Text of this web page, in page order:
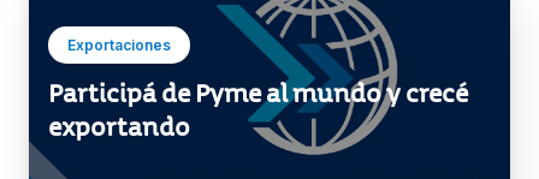
Exportaciones
Participá de Pyme al mundo y crecé
exportando